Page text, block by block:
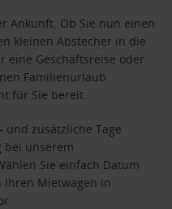
Ankunft. Ob Sie nun einen
kleinen Abstecher in die
eine Geschäftsreise oder
Familienurlaub
für Sie bereit.
zusätzliche Tage
bei unserem
Sie einfach Datum
Mietwagen in